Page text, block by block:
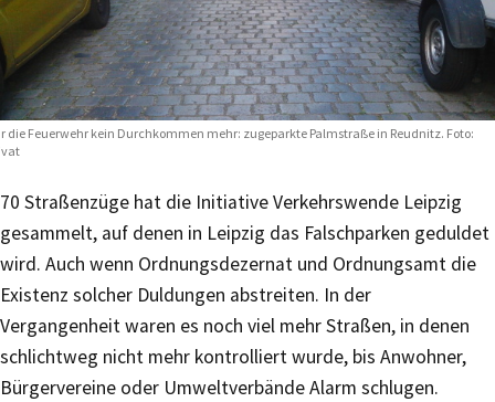
die Feuerwehr kein Durchkommen mehr: zugeparkte Palmstraße in Reudnitz. Foto:
70 Straßenzüge hat die Initiative Verkehrswende Leipzig
gesammelt, auf denen in Leipzig das Falschparken geduldet
wird. Auch wenn Ordnungsdezernat und Ordnungsamt die
Existenz solcher Duldungen abstreiten. In der
Vergangenheit waren es noch viel mehr Straßen, in denen
schlichtweg nicht mehr kontrolliert wurde, bis Anwohner,
Bürgervereine oder Umweltverbände Alarm schlugen.